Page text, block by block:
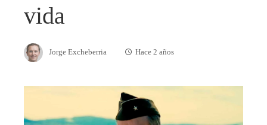
vida
Jorge Excheberria Hace 2 años